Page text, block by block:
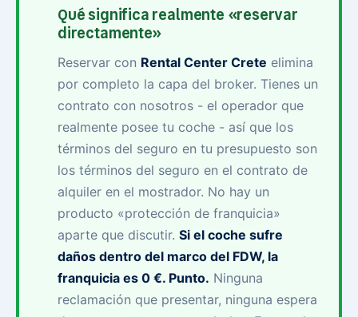
Qué significa realmente «reservar
directamente»
Reservar con Rental Center Crete elimina
por completo la capa del broker. Tienes un
contrato con nosotros - el operador que
realmente posee tu coche - así que los
términos del seguro en tu presupuesto son
los términos del seguro en el contrato de
alquiler en el mostrador. No hay un
producto «protección de franquicia»
aparte que discutir. Si el coche sufre
daños dentro del marco del FDW, la
franquicia es 0 €. Punto. Ninguna
reclamación que presentar, ninguna espera